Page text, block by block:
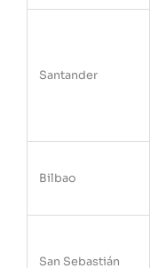
Santander
Bilbao
San Sebastián